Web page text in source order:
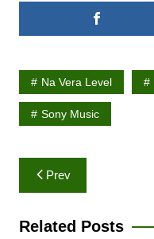
Na Vera Level
Sony Music
Post
navigation
Prev
Related Posts